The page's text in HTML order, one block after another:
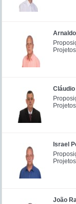
Projetos
Projetos
Israel
Projetos
João